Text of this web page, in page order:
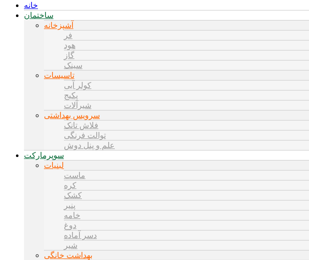
خانه
ساختمان
آشپزخانه
فر
هود
گاز
سینک
تاسیسات
کولر آبی
پکیج
شیرآلات
سرویس بهداشتی
فلاش تانک
توالت فرنگی
علم و پنل دوش
سوپرمارکت
لبنیات
ماست
کره
کشک
پنیر
خامه
دوغ
دسر آماده
شیر
بهداشت خانگی